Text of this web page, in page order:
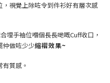
視覺上除咗令到件衫好有層次感
合埋手袖位嗰個長長哋嘅Cuff收口，
仲做咗少少縮褶效果~
質感。